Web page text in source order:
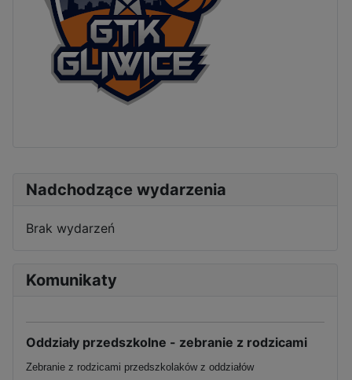
Nadchodzące wydarzenia
Brak wydarzeń
Komunikaty
Oddziały przedszkolne - zebranie z rodzicami
Zebranie z rodzicami przedszkolaków z oddziałów